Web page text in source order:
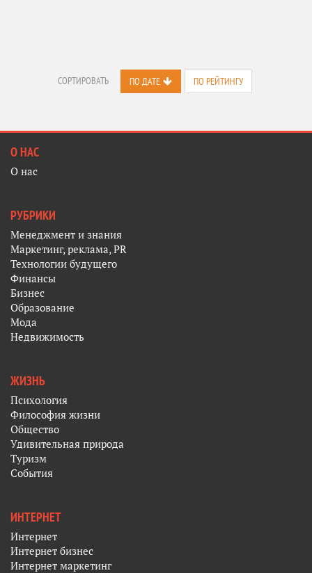
СОРТИРОВАТЬ ПО ДАТЕ ПО РЕЙТИНГУ
О НАС
О нас
РУБРИКИ
Менеджмент и знания
Маркетинг, реклама, PR
Технологии будущего
Финансы
Бизнес
Образование
Мода
Недвижимость
ЖИЗНЬ
Психология
Философия жизни
Общество
Удивительная природа
Туризм
События
ИНТЕРНЕТ
Интернет
Интернет бизнес
Интернет маркетинг